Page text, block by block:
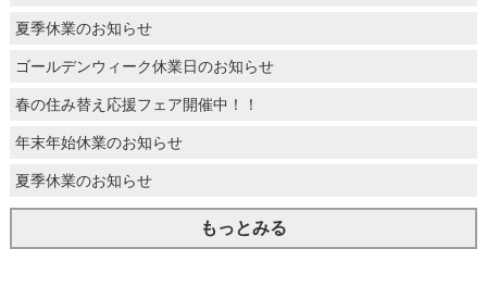
夏季休業のお知らせ
ゴールデンウィーク休業日のお知らせ
春の住み替え応援フェア開催中！！
年末年始休業のお知らせ
夏季休業のお知らせ
もっとみる